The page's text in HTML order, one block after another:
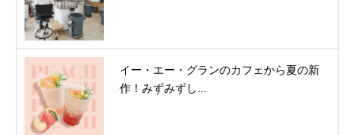
イー・エー・グランのカフェから夏の新
作！みずみずし...